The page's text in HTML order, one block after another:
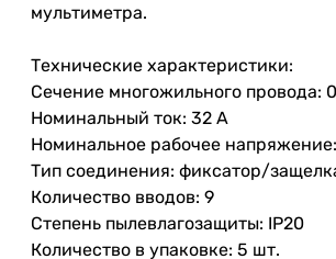
мультиметра.
Технические характеристики:
Сечение многожильного провода:
Номинальный ток: 32 А
Номинальное рабочее
Тип соединения: фиксатор/
Количество вводов: 9
Степень пылевлагозащиты: IP20
Количество в упаковке: 5 шт.